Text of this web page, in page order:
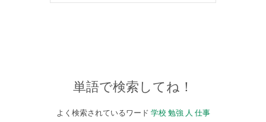
単語で検索してね！
よく検索されているワード 学校 勉強 人 仕事